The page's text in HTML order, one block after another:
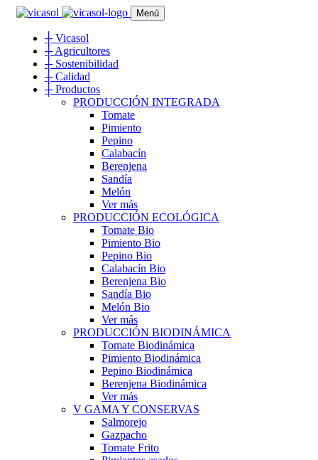
Menú
┼Vicasol
┼Agricultores
┼Sostenibilidad
┼Calidad
┼Productos
PRODUCCIÓN INTEGRADA
Tomate
Pimiento
Pepino
Calabacín
Berenjena
Sandía
Melón
Ver más
PRODUCCIÓN ECOLÓGICA
Tomate Bio
Pimiento Bio
Pepino Bio
Calabacín Bio
Berenjena Bio
Sandía Bio
Melón Bio
Ver más
PRODUCCIÓN BIODINÁMICA
Tomate Biodinámica
Pimiento Biodinámica
Pepino Biodinámica
Berenjena Biodinámica
Ver más
V GAMA Y CONSERVAS
Salmorejo
Gazpacho
Tomate Frito